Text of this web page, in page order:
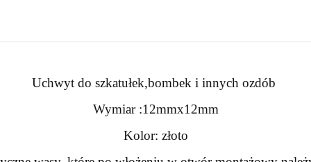
Uchwyt do szkatułek,bombek i innych ozdób
Wymiar :12mmx12mm
Kolor: złoto